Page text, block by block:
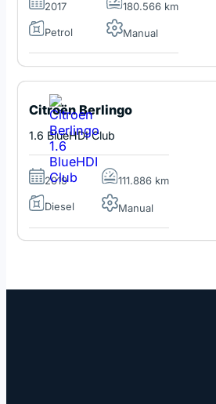
2017 180.566 km
Petrol Manual
Citroën Berlingo
1.6 BlueHDI Club
2019 111.886 km
Diesel Manual